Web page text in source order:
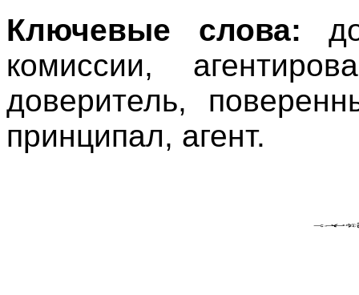
Ключевые слова:
комиссии,
доверитель,
принципал, агент.